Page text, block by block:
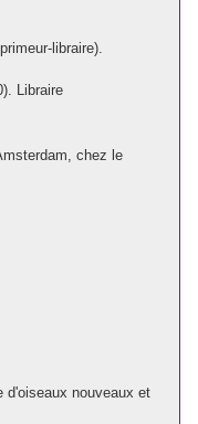
libraire).
Libraire
chez le
d'oiseaux nouveaux et